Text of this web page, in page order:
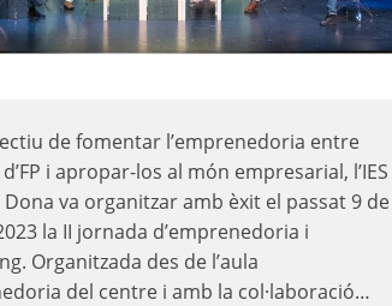
de fomentar l’emprenedoria entre
i apropar-los al món empresarial, l’IES
Dona va organitzar amb èxit el passat 9 de
la II jornada d’emprenedoria i
Organitzada des de l’aula
del centre i amb la col·laboració…